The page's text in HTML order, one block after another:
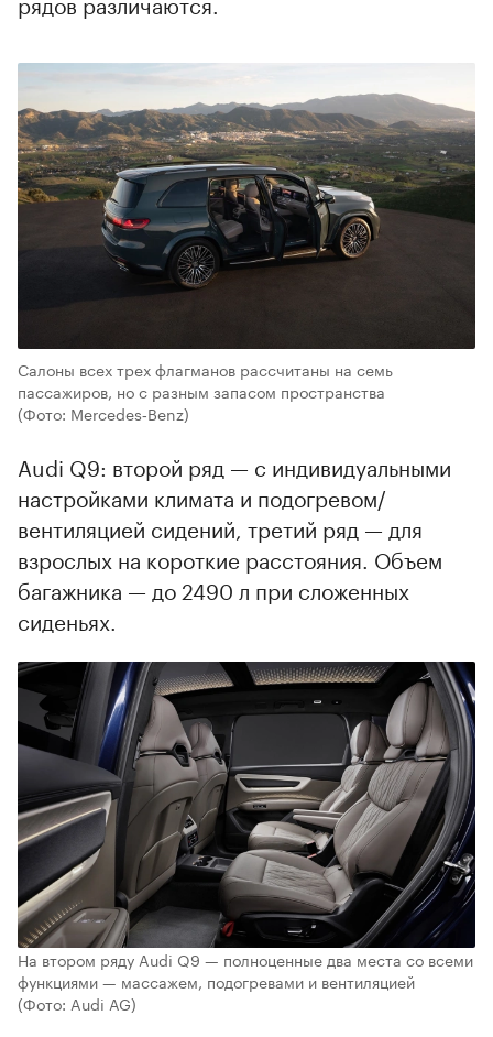
Салоны всех трех флагманов рассчитаны на семь
пассажиров, но с разным запасом пространства
(Фото: Mercedes‑Benz)
Audi Q9: второй ряд — с индивидуальными
настройками климата и подогревом/
вентиляцией сидений, третий ряд — для
взрослых на короткие расстояния. Объем
багажника — до 2490 л при сложенных
сиденьях.
На втором ряду Audi Q9 — полноценные два места со всеми
функциями — массажем, подогревами и вентиляцией
(Фото: Audi AG)